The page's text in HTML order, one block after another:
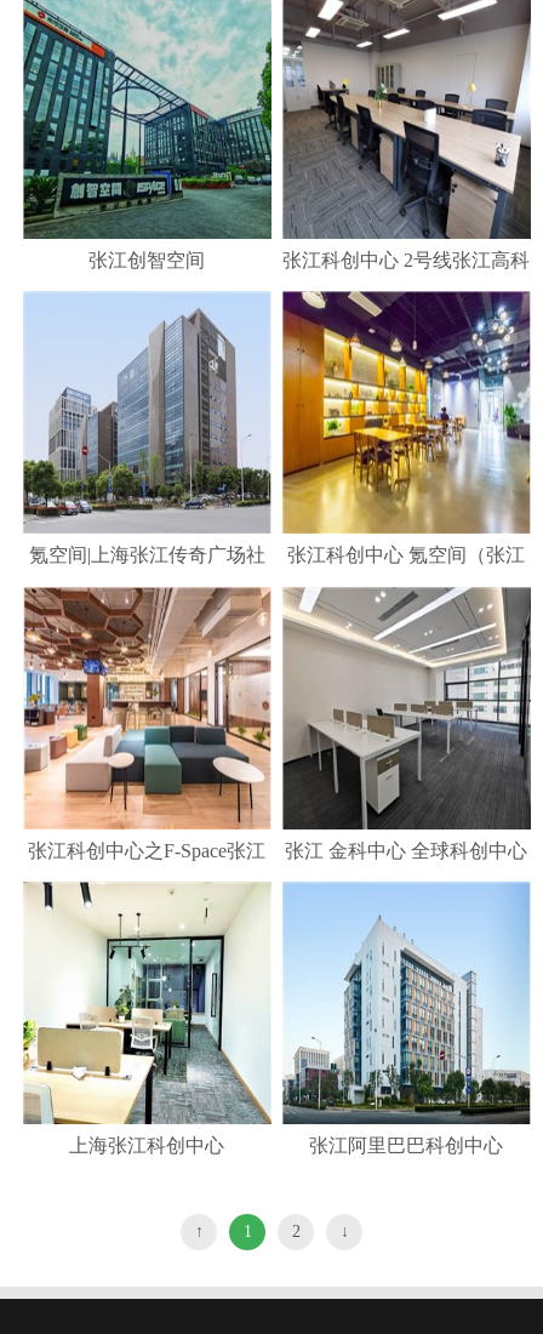
创新园”招商 全
张江创智空间 张江科创中心 2号线张江高科
地铁口 张江微电子港-
DISTRII办伴
氪空间|上海张江传奇广场社
区_张江传奇广场联合办公 张
江科创中心
张江科创中心 氪空间（张江
传奇）项目介绍
张江科创中心之F-Space张江 张江 金科中心 全球科创中心
上海张江科创中心 张江阿里巴巴科创中心
↑ 1 2 ↓